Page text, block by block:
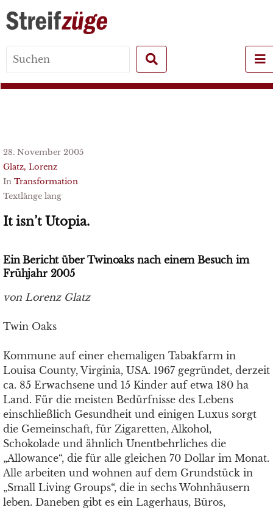
for:
28. November 2005
Glatz, Lorenz
In Transformation
Textlänge lang
It isn’t Utopia.
Ein Bericht über Twinoaks nach einem Besuch im
Frühjahr 2005
von Lorenz Glatz
Twin Oaks
Kommune auf einer ehemaligen Tabakfarm in
Louisa County, Virginia, USA. 1967 gegründet, derzeit
ca. 85 Erwachsene und 15 Kinder auf etwa 180 ha
Land. Für die meisten Bedürfnisse des Lebens
einschließlich Gesundheit und einigen Luxus sorgt
die Gemeinschaft, für Zigaretten, Alkohol,
Schokolade und ähnlich Unentbehrliches die
„Allowance“, die für alle gleichen 70 Dollar im Monat.
Alle arbeiten und wohnen auf dem Grundstück in
„Small Living Groups“, die in sechs Wohnhäusern
leben. Daneben gibt es ein Lagerhaus, Büros,